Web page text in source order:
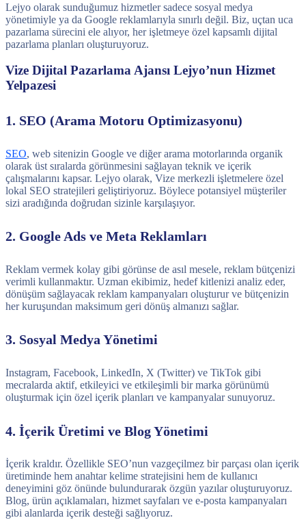
Lejyo olarak sunduğumuz hizmetler sadece sosyal medya
yönetimiyle ya da Google reklamlarıyla sınırlı değil. Biz, uçtan uca
pazarlama sürecini ele alıyor, her işletmeye özel kapsamlı dijital
pazarlama planları oluşturuyoruz.
Vize Dijital Pazarlama Ajansı Lejyo’nun Hizmet
Yelpazesi
1. SEO (Arama Motoru Optimizasyonu)
SEO, web sitenizin Google ve diğer arama motorlarında organik
olarak üst sıralarda görünmesini sağlayan teknik ve içerik
çalışmalarını kapsar. Lejyo olarak, Vize merkezli işletmelere özel
lokal SEO stratejileri geliştiriyoruz. Böylece potansiyel müşteriler
sizi aradığında doğrudan sizinle karşılaşıyor.
2. Google Ads ve Meta Reklamları
Reklam vermek kolay gibi görünse de asıl mesele, reklam bütçenizi
verimli kullanmaktır. Uzman ekibimiz, hedef kitlenizi analiz eder,
dönüşüm sağlayacak reklam kampanyaları oluşturur ve bütçenizin
her kuruşundan maksimum geri dönüş almanızı sağlar.
3. Sosyal Medya Yönetimi
Instagram, Facebook, LinkedIn, X (Twitter) ve TikTok gibi
mecralarda aktif, etkileyici ve etkileşimli bir marka görünümü
oluşturmak için özel içerik planları ve kampanyalar sunuyoruz.
4. İçerik Üretimi ve Blog Yönetimi
İçerik kraldır. Özellikle SEO’nun vazgeçilmez bir parçası olan içerik
üretiminde hem anahtar kelime stratejisini hem de kullanıcı
deneyimini göz önünde bulundurarak özgün yazılar oluşturuyoruz.
Blog, ürün açıklamaları, hizmet sayfaları ve e-posta kampanyaları
gibi alanlarda içerik desteği sağlıyoruz.